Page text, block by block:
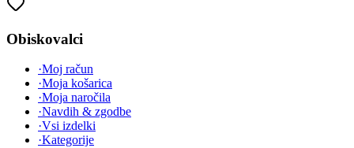
Obiskovalci
·Moj račun
·Moja košarica
·Moja naročila
·Navdih & zgodbe
·Vsi izdelki
·Kategorije